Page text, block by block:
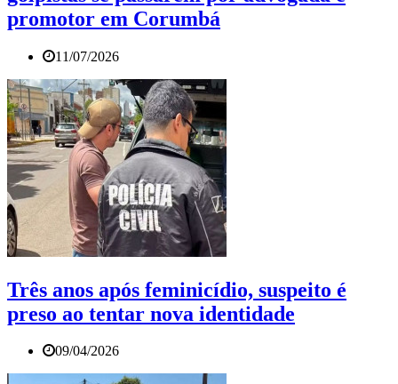
promotor em Corumbá
11/07/2026
Três anos após feminicídio, suspeito é
preso ao tentar nova identidade
09/04/2026